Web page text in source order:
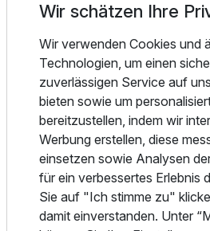
Balkon. Für Familien gibt es
Das Hotel Kompas bietet einen
zahlreiche Wanderwege beginnen
Verschiedene Sport- und
angeboten. Sie können den
Wassersportarten wie
ausprobieren. Es gibt auch
wie Badminton, Basketball und
können Sie Skifahren und
auch geführte Wanderungen und
Wir schätzen Ihre
Wir verwenden Cookies und
Technologien, um einen
zuverlässigen Service auf
bieten sowie um
bereitzustellen, indem wir
Werbung erstellen, diese
einsetzen sowie Analysen
für ein verbessertes Erlebnis
Sie auf "Ich stimme zu"
damit einverstanden. Unter